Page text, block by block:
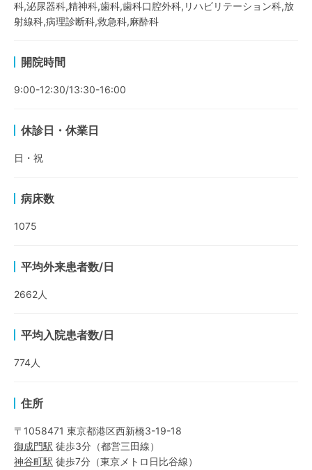
科,泌尿器科,精神科,歯科,歯科口腔外科,リハビリテーション科,放
射線科,病理診断科,救急科,麻酔科
開院時間
9:00-12:30/13:30-16:00
休診日・休業日
日・祝
病床数
1075
平均外来患者数/日
2662人
平均入院患者数/日
774人
住所
〒1058471 東京都港区西新橋3-19-18
御成門駅 徒歩3分 （都営三田線）
神谷町駅 徒歩7分 （東京メトロ日比谷線）